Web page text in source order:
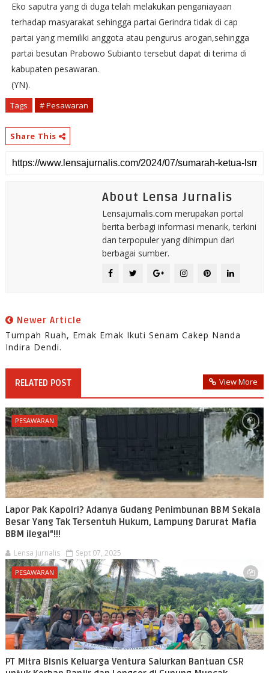
Eko saputra yang di duga telah melakukan penganiayaan
terhadap masyarakat sehingga partai Gerindra tidak di cap
partai yang memiliki anggota atau pengurus arogan,sehingga
partai besutan Prabowo Subianto tersebut dapat di terima di
kabupaten pesawaran.
(YN).
Tags # Pesawaran
Share This
About Lensa Jurnalis
Lensajurnalis.com merupakan portal
berita berbagi informasi menarik, terkini
dan terpopuler yang dihimpun dari
berbagai sumber.
Newer Article
Tumpah Ruah, Emak Emak Ikuti Senam Cakep Nanda
Indira Dendi.
RELATED POST View More
PESAWARAN
Lapor Pak Kapolri? Adanya Gudang Penimbunan BBM Sekala
Besar Yang Tak Tersentuh Hukum, Lampung Darurat Mafia
BBM ilegal"!!!
Lensa Jurnalis Sept 07, 2025
PESAWARAN
PT Mitra Bisnis Keluarga Ventura Salurkan Bantuan CSR